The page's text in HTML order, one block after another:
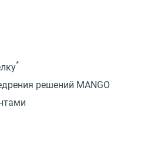
*
решений MANGO